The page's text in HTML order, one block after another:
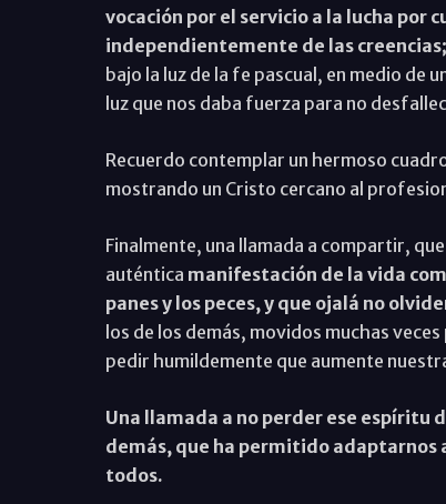
vocación por el servicio a la lucha por
independientemente de las creencias;
bajo la luz de la fe pascual, en medio de
luz que nos daba fuerza para no
Recuerdo contemplar un hermoso
mostrando un Cristo cercano al
Finalmente, una llamada a compartir,
auténtica manifestación de la vida
panes y los peces, y que ojalá no
los de los demás, movidos muchas
pedir humildemente que aumente
Una llamada a no perder ese espíritu
demás, que ha permitido adaptarnos
todos.